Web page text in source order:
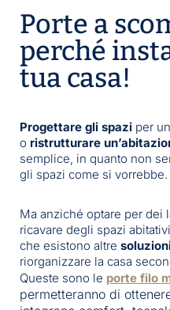
Porte a
perché
tua casa!
Progettare gli spazi per
o ristrutturare
semplice, in quanto non
gli spazi come si vorrebbe.
Ma anziché optare per dei
ricavare degli spazi
che esistono altre
riorganizzare la casa
Queste sono le porte filo
permetteranno di